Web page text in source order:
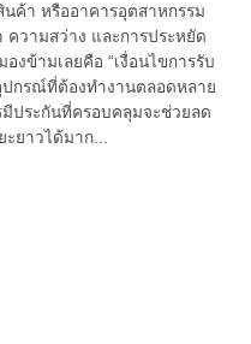
นค้า หรืออาคารอุตสาหกรรม
วามสว่าง และการประหยัด
งข้ามเลยคือ “เงื่อนไขการรับ
ปกรณ์ที่ต้องทำงานตลอดหลาย
ประกันที่ครอบคลุมจะช่วยลด
ยาวได้มาก...